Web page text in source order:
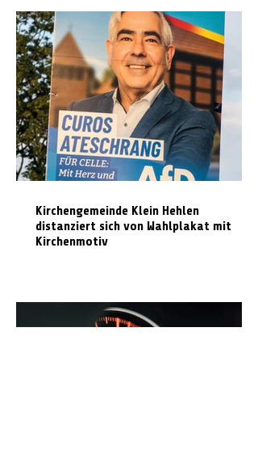
Kirchengemeinde Klein Hehlen
distanziert sich von Wahlplakat mit
Kirchenmotiv